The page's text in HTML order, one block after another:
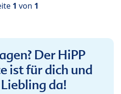
1 von 1
Der HiPP
ist für dich und
da!